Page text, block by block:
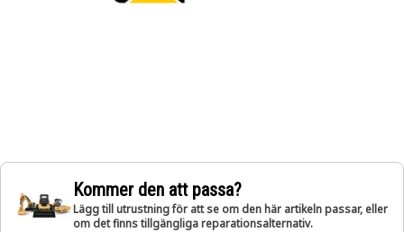
Kommer den att passa?
Lägg till utrustning för att se om den här artikeln passar, eller
om det finns tillgängliga reparationsalternativ.